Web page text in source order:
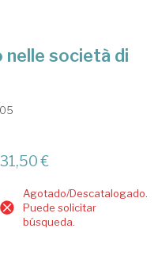
nelle società di
31,50 €
Agotado/Descatalogado.
Puede solicitar
búsqueda.